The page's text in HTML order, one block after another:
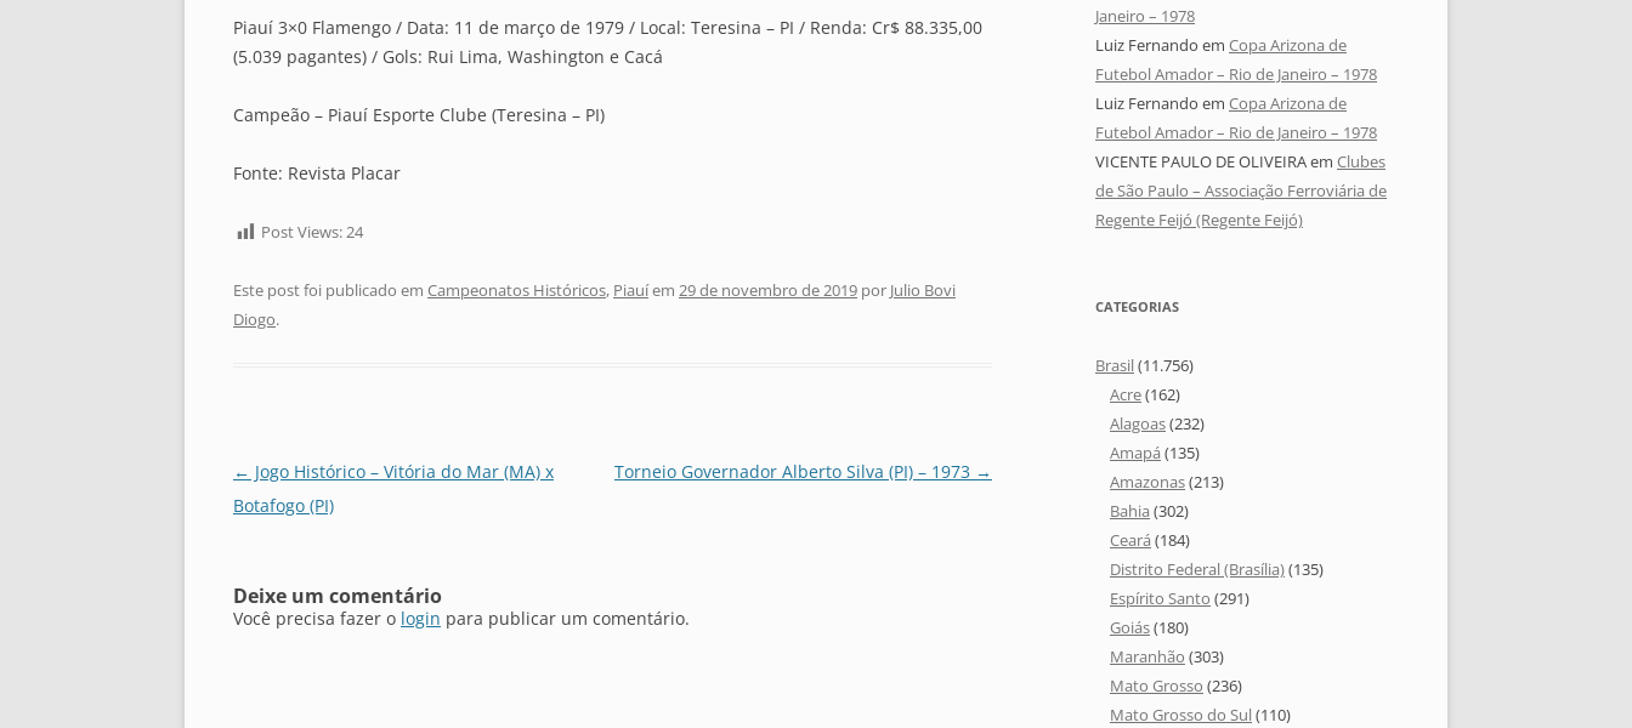
Piauí 3×0 Flamengo / Data: 11 de março de 1979 / Local: Teresina – PI / Renda: Cr$ 88.335,00
(5.039 pagantes) / Gols: Rui Lima, Washington e Cacá
Campeão – Piauí Esporte Clube (Teresina – PI)
Fonte: Revista Placar
Post Views:24
Este post foi publicado em Campeonatos Históricos, Piauíem 29 de novembro de 2019 por Julio Bovi
Diogo.
Navegação
de
← Jogo Histórico – Vitória do Mar (MA) x
Botafogo (PI)
Torneio Governador Alberto Silva (PI) – 1973 →
Deixe um comentário
Você precisa fazer o login para publicar um comentário.
Janeiro – 1978
Luiz Fernando em Copa Arizona de
Futebol Amador – Rio de Janeiro – 1978
Luiz Fernando em Copa Arizona de
Futebol Amador – Rio de Janeiro – 1978
VICENTE PAULO DE OLIVEIRAem Clubes
de São Paulo – Associação Ferroviária de
Regente Feijó (Regente Feijó)
CATEGORIAS
Brasil(11.756)
Acre(162)
Alagoas(232)
Amapá (135)
Amazonas(213)
Bahia (302)
Ceará (184)
Distrito Federal (Brasília)(135)
Espírito Santo (291)
Goiás(180)
Maranhão (303)
Mato Grosso (236)
Mato Grosso do Sul(110)